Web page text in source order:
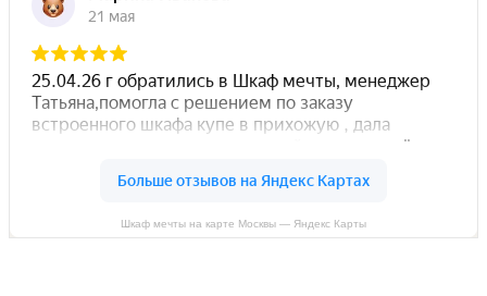
Шкаф мечты на карте Москвы — Яндекс Карты